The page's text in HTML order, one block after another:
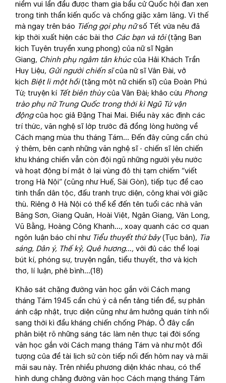
niềm vui lần đầu được tham gia bầu cử Quốc hội đan xen
trong tinh thần kiến quốc và chống giặc xâm lăng. Vì thế
mà ngay trên báo Tiếng gọi phụ nữsố Tết vừa nêu đã
kịp thời xuất hiện các bài thơ Các bạn và tôi(tặng Ban
kịch Tuyên truyền xung phong) của nữ sĩ Ngân
Giang, Chinh phụ ngâm tân khúccủa Hải Khách Trần
Huy Liệu, Gửi người chiến sĩcủa nữ sĩ Vân Đài, vở
kịch Biệt li một hồi(tặng một nữ chiến sĩ) của Đoàn Phú
Tứ; truyện kí Tết biên thùycủa Vân Đài; khảo cứu Phong
trào phụ nữ Trung Quốc trong thời kì Ngũ Tứ vận
độngcủa học giả Đặng Thai Mai. Điều này xác định các
trí thức, văn nghệ sĩ lớp trước đã đồng lòng hướng về
Cách mạng mùa thu tháng Tám… Đến đây cũng cần chú
ý thêm, bên cạnh những văn nghệ sĩ - chiến sĩ lên chiến
khu kháng chiến vẫn còn đội ngũ những người yêu nước
và hoạt động bí mật ở lại vùng đô thị tạm chiếm “viết
trong Hà Nội” (cũng như Huế, Sài Gòn), tiếp tục đề cao
tinh thần dân tộc, đấu tranh trực diện, công khai với giặc
thù. Riêng ở Hà Nội có thể kể đến tên tuổi các nhà văn
Băng Sơn, Giang Quân, Hoài Việt, Ngân Giang, Vân Long,
Vũ Bằng, Hoàng Công Khanh…, xoay quanh các cơ quan
ngôn luận báo chí như Tiểu thuyết thứ bảy(Tục bản), Tia
sáng, Dân ý, Thế kỷ, Quê hương…, với đủ các thể loại
bút kí, phóng sự, truyện ngắn, tiểu thuyết, thơ và kịch
thơ, lí luận, phê bình...(18)
Khảo sát chặng đường văn học gắn với Cách mạng
tháng Tám 1945 cần chú ý cả nền tảng tiền đề, sự phản
ánh cập nhật, trực diện cũng như âm hưởng quán tính nối
sang thời kì đầu kháng chiến chống Pháp. Ở đây cần
phân biệt rõ những sáng tác làm nên thực tại đời sống
văn học gắn với Cách mạng tháng Tám và như một đối
tượng của đề tài lịch sử còn tiếp nối đến hôm nay và mãi
mãi sau này. Trên nhiều phương diện khác nhau, có thể
hình dung chặng đường văn học Cách mạng tháng Tám